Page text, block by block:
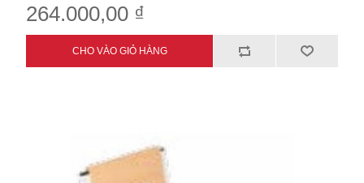
264.000,00 ₫